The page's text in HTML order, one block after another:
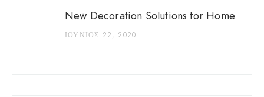
New Decoration Solutions for Home
ΙΟΎΝΙΟΣ 22, 2020